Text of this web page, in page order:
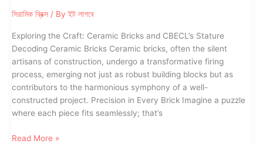
সিরামিক ব্রিক্স / By ইট লাগবে
Exploring the Craft: Ceramic Bricks and CBECL’s Stature
Decoding Ceramic Bricks Ceramic bricks, often the silent
artisans of construction, undergo a transformative firing
process, emerging not just as robust building blocks but as
contributors to the harmonious symphony of a well-
constructed project. Precision in Every Brick Imagine a puzzle
where each piece fits seamlessly; that’s
Unveiling
Read More »